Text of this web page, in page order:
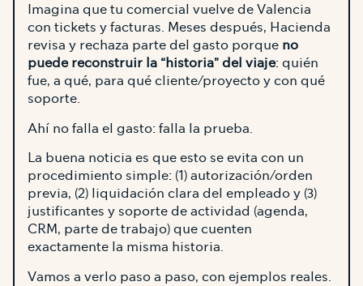
Imagina que tu comercial vuelve de Valencia
con tickets y facturas. Meses después, Hacienda
revisa y rechaza parte del gasto porque no
puede reconstruir la “historia” del viaje: quién
fue, a qué, para qué cliente/proyecto y con qué
soporte.
Ahí no falla el gasto: falla la prueba.
La buena noticia es que esto se evita con un
procedimiento simple: (1) autorización/orden
previa, (2) liquidación clara del empleado y (3)
justificantes y soporte de actividad (agenda,
CRM, parte de trabajo) que cuenten
exactamente la misma historia.
Vamos a verlo paso a paso, con ejemplos reales.